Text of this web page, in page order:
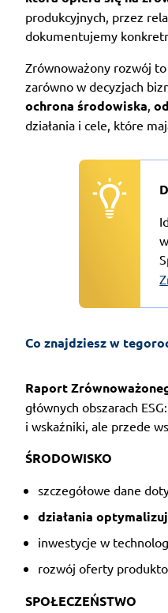
produkcyjnych, przez
dokumentujemy
Zrównoważony rozwój
zarówno w decyzjach
ochrona środowiska
działania i cele, które
Co znajdziesz w
Raport
głównych obszarach
i wskaźniki, ale przede
ŚRODOWISKO
szczegółowe dane
działania
inwestycje w
rozwój oferty
SPOŁECZEŃSTWO